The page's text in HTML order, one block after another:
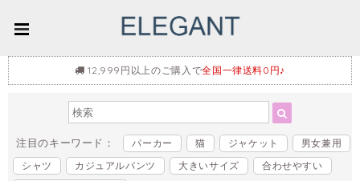
12,999円以上のご購入で全国一律送料0円♪
注目のキーワード： パーカー 猫 ジャケット
男女兼用
シャツ
カジュアルパンツ 大きいサイズ
合わせやすい